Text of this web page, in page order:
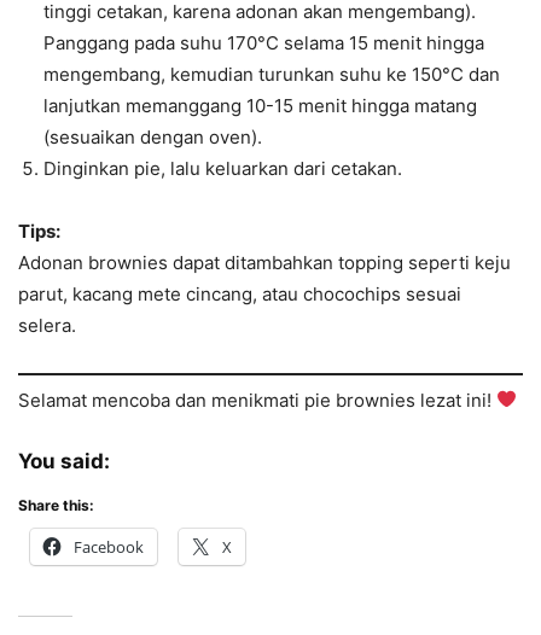
tinggi cetakan, karena adonan akan mengembang).
Panggang pada suhu 170°C selama 15 menit hingga
mengembang, kemudian turunkan suhu ke 150°C dan
lanjutkan memanggang 10-15 menit hingga matang
(sesuaikan dengan oven).
Dinginkan pie, lalu keluarkan dari cetakan.
Tips:
Adonan brownies dapat ditambahkan topping seperti keju
parut, kacang mete cincang, atau chocochips sesuai
selera.
Selamat mencoba dan menikmati pie brownies lezat ini!
You said:
Share this:
Facebook X